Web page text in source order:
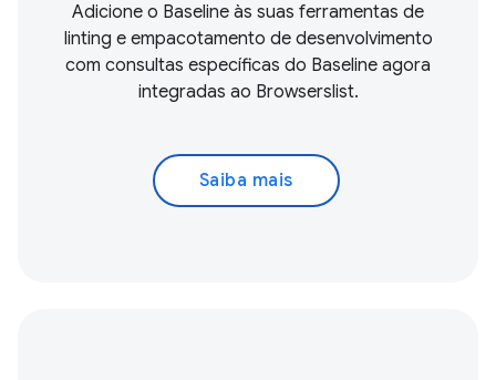
Adicione o Baseline às suas ferramentas de
linting e empacotamento de desenvolvimento
com consultas específicas do Baseline agora
integradas ao Browserslist.
Saiba mais